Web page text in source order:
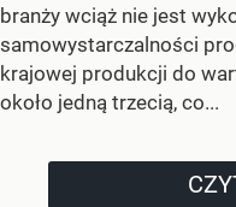
branży wciąż nie jest
samowystarczalności
krajowej produkcji do
około jedną trzecią, co...